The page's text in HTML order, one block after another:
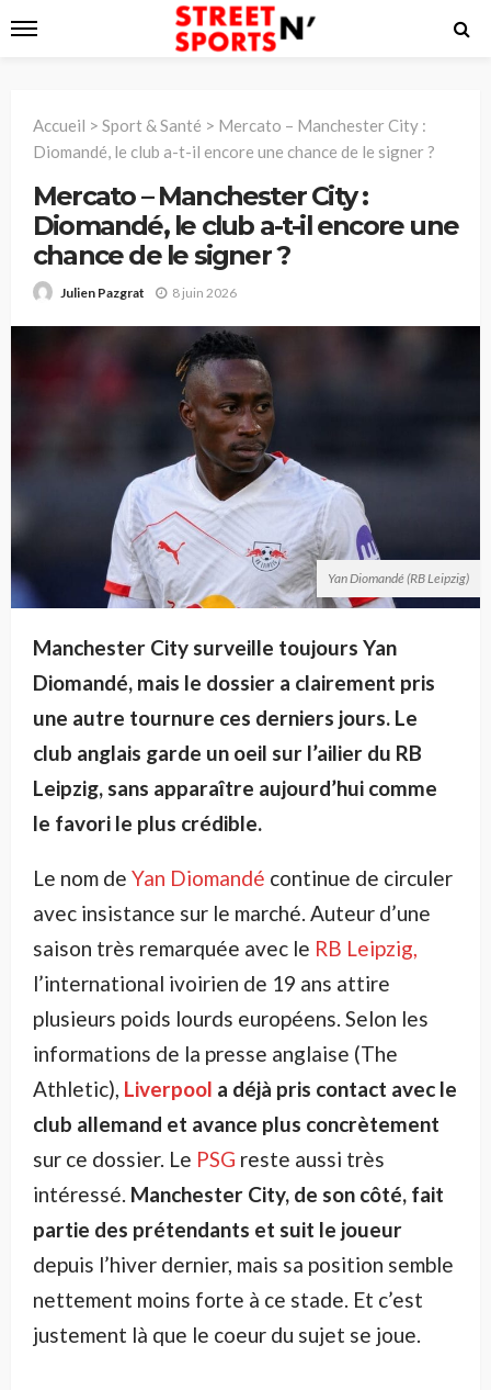
Accueil > Sport & Santé > Mercato – Manchester City :
Diomandé, le club a-t-il encore une chance de le signer ?
Mercato – Manchester City :
Diomandé, le club a-t-il encore une
chance de le signer ?
Julien Pazgrat 8 juin 2026
Yan Diomandé (RB Leipzig)
Manchester City surveille toujours Yan
Diomandé, mais le dossier a clairement pris
une autre tournure ces derniers jours. Le
club anglais garde un oeil sur l’ailier du RB
Leipzig, sans apparaître aujourd’hui comme
le favori le plus crédible.
Le nom de Yan Diomandé continue de circuler
avec insistance sur le marché. Auteur d’une
saison très remarquée avec le RB Leipzig,
l’international ivoirien de 19 ans attire
plusieurs poids lourds européens. Selon les
informations de la presse anglaise (The
Athletic), Liverpool a déjà pris contact avec le
club allemand et avance plus concrètement
sur ce dossier. Le PSG reste aussi très
intéressé. Manchester City, de son côté, fait
partie des prétendants et suit le joueur
depuis l’hiver dernier, mais sa position semble
nettement moins forte à ce stade. Et c’est
justement là que le coeur du sujet se joue.